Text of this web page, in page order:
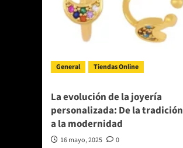
General Tiendas Online
La evolución de la joyería
personalizada: De la tradición
a la modernidad
16 mayo, 2025 0